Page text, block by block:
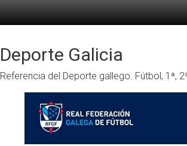
Deporte Galicia
Referencia del Deporte gallego. Fútbol, 1ª,